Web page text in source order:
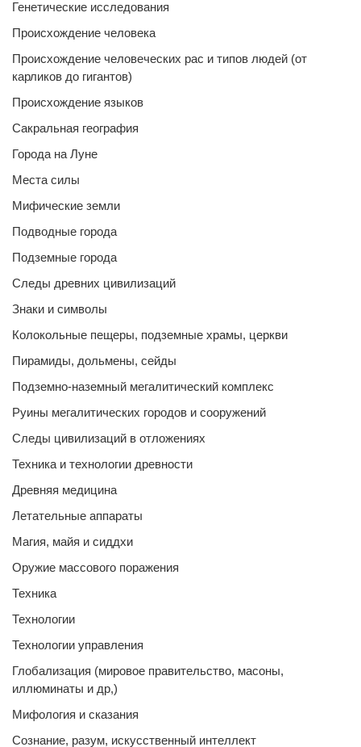
Генетические исследования
Происхождение человека
Происхождение человеческих рас и типов людей (от
карликов до гигантов)
Происхождение языков
Сакральная география
Города на Луне
Места силы
Мифические земли
Подводные города
Подземные города
Следы древних цивилизаций
Знаки и символы
Колокольные пещеры, подземные храмы, церкви
Пирамиды, дольмены, сейды
Подземно-наземный мегалитический комплекс
Руины мегалитических городов и сооружений
Следы цивилизаций в отложениях
Техника и технологии древности
Древняя медицина
Летательные аппараты
Магия, майя и сиддхи
Оружие массового поражения
Техника
Технологии
Технологии управления
Глобализация (мировое правительство, масоны,
иллюминаты и др,)
Мифология и сказания
Сознание, разум, искусственный интеллект